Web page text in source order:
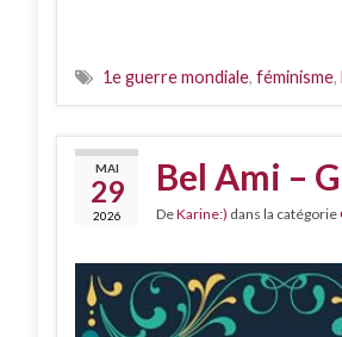
1e guerre mondiale, féminisme,
MAI
29
2026
Bel Ami –
DeKarine:) dans la catégorie